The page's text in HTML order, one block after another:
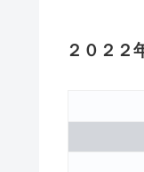
２０２２